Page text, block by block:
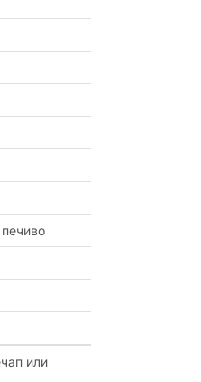
или